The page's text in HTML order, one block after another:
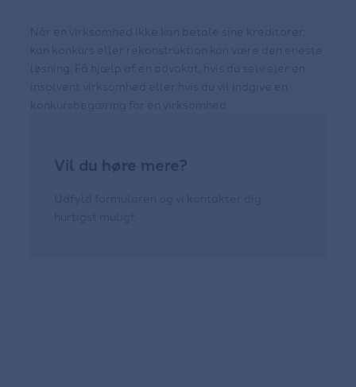
Når en virksomhed ikke kan betale sine kreditorer,
kan konkurs eller rekonstruktion kan være den eneste
løsning. Få hjælp af en advokat, hvis du selv ejer en
insolvent virksomhed eller hvis du vil indgive en
konkursbegæring for en virksomhed.
Vil du høre mere?